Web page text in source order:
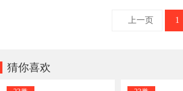
上一页 1
猜你喜欢